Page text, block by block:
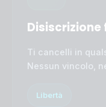
Disiscrizione
Ti cancelli in
Nessun vincolo,
Libertà